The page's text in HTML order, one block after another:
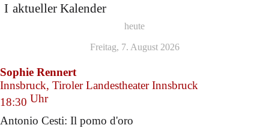
aktueller Kalender
heute
Freitag, 7. August 2026
Sophie Rennert
Innsbruck, Tiroler Landestheater Innsbruck
18:30 Uhr
Antonio Cesti: Il pomo d'oro